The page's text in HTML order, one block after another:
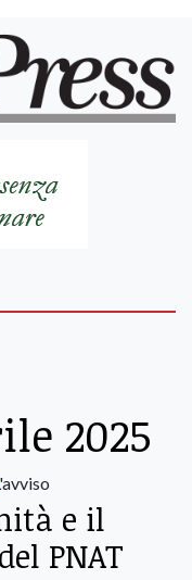
2025
e il
PNAT